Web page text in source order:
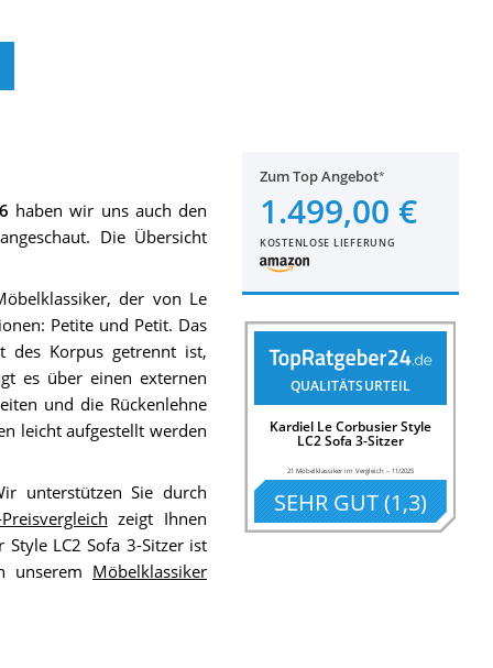
Zum Top Angebot
1.499,00 €
KOSTENLOSE LIEFERUNG
QUALITÄTSURTEIL
Kardiel Le Corbusier Style
LC2 Sofa 3-Sitzer
21 Möbelklassiker im Vergleich– 11/2025
SEHR GUT(1,3)
haben wir uns auch den
Die Übersicht
der von Le
Petite und Petit. Das
des Korpus getrennt ist,
es über einen externen
und die Rückenlehne
leicht aufgestellt werden
unterstützen Sie durch
zeigt Ihnen
LC2 Sofa 3-Sitzer ist
unserem Möbelklassiker